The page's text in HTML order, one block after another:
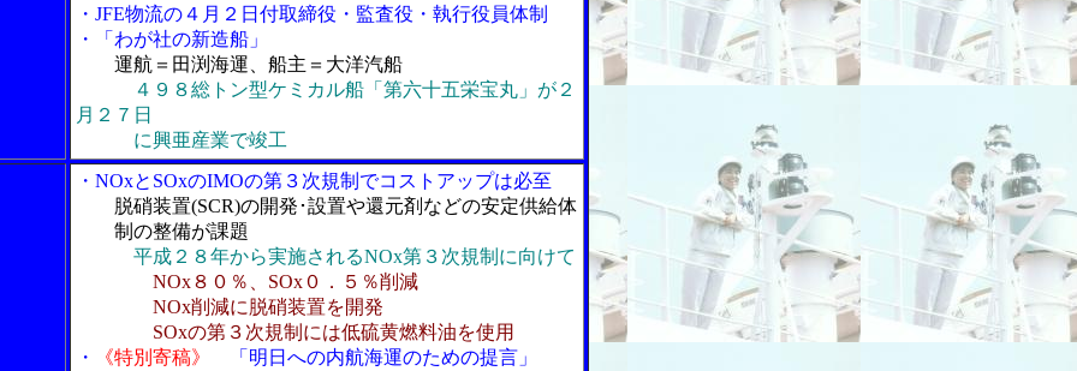
・JFE物流の４月２日付取締役・監査役・執行役員体制
・「わが社の新造船」
運航＝田渕海運、船主＝大洋汽船
４９８総トン型ケミカル船「第六十五栄宝丸」が２
月２７日
に興亜産業で竣工
・NOxとSOxのIMOの第３次規制でコストアップは必至
脱硝装置(SCR)の開発･設置や還元剤などの安定供給体
制の整備が課題
平成２８年から実施されるNOx第３次規制に向けて
NOx８０％、SOx０．５％削減
NOx削減に脱硝装置を開発
SOxの第３次規制には低硫黄燃料油を使用
・
《特別寄稿》
「明日への内航海運のための提言」